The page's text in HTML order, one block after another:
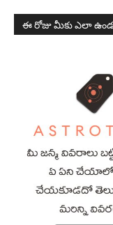
ఈ రోజు మీకు ఎలా